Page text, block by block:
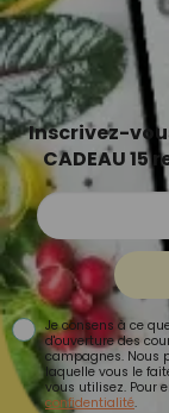
Inscrivez-
CADEAU 15
Je consens à ce
d'ouverture des
campagnes. Nous
laquelle vous le
vous utilisez. Pour
confidentialité.